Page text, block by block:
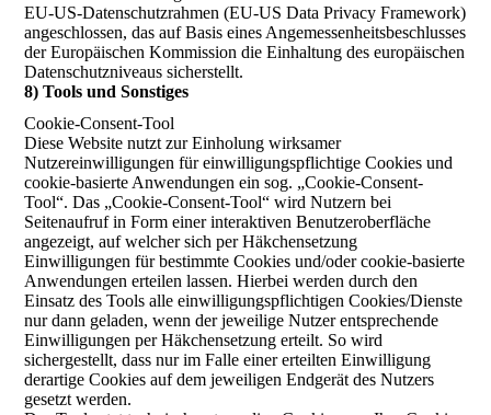
EU-US-Datenschutzrahmen (EU-US Data Privacy Framework)
angeschlossen, das auf Basis eines Angemessenheitsbeschlusses
der Europäischen Kommission die Einhaltung des europäischen
Datenschutzniveaus sicherstellt.
8) Tools und Sonstiges
Cookie-Consent-Tool
Diese Website nutzt zur Einholung wirksamer
Nutzereinwilligungen für einwilligungspflichtige Cookies und
cookie-basierte Anwendungen ein sog. „Cookie-Consent-
Tool“. Das „Cookie-Consent-Tool“ wird Nutzern bei
Seitenaufruf in Form einer interaktiven Benutzeroberfläche
angezeigt, auf welcher sich per Häkchensetzung
Einwilligungen für bestimmte Cookies und/oder cookie-basierte
Anwendungen erteilen lassen. Hierbei werden durch den
Einsatz des Tools alle einwilligungspflichtigen Cookies/Dienste
nur dann geladen, wenn der jeweilige Nutzer entsprechende
Einwilligungen per Häkchensetzung erteilt. So wird
sichergestellt, dass nur im Falle einer erteilten Einwilligung
derartige Cookies auf dem jeweiligen Endgerät des Nutzers
gesetzt werden.